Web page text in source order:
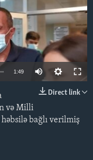
available
1:49
Direct link
və Milli
bağlı verilmiş